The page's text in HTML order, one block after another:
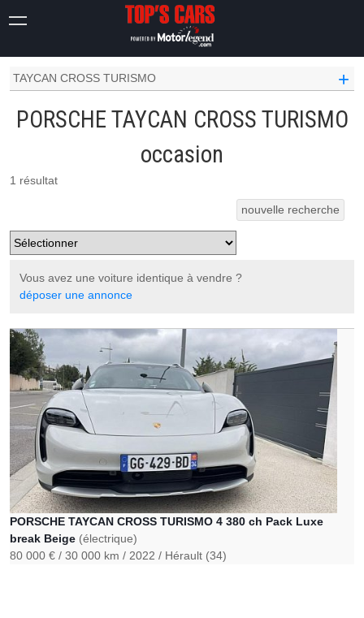
PORSCHE OCCASION
TAYCAN CROSS TURISMO
+
PORSCHE TAYCAN CROSS TURISMO
occasion
1 résultat
nouvelle recherche
Vous avez une voiture identique à vendre ?
déposer une annonce
PORSCHE TAYCAN CROSS TURISMO 4 380 ch Pack Luxe
break Beige (électrique)
80 000 €
30 000 km 2022 Hérault (34)